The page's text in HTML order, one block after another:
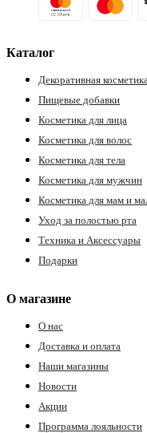
Каталог
Декоративная косметика
Пищевые добавки
Косметика для лица
Косметика для волос
Косметика для тела
Косметика для мужчин
Косметика для мам и
Уход за полостью рта
Техника и Аксессуары
Подарки
О магазине
О нас
Доставка и оплата
Наши магазины
Новости
Акции
Программа лояльности